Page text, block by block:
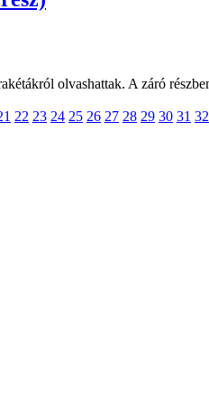
olvashattak. A záró
22 23 24 25 26 27 28 29 30 31 32